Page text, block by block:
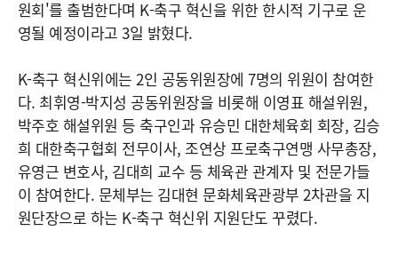
원회'를 출범한다며 K-축구 혁신을 위한 한시적 기구로 운
영될 예정이라고 3일 밝혔다.
K-축구 혁신위에는 2인 공동위원장에 7명의 위원이 참여한
다. 최휘영-박지성 공동위원장을 비롯해 이영표 해설위원,
박주호 해설위원 등 축구인과 유승민 대한체육회 회장, 김승
희 대한축구협회 전무이사, 조연상 프로축구연맹 사무총장,
유영근 변호사, 김대희 교수 등 체육관 관계자 및 전문가들
이 참여한다. 문체부는 김대현 문화체육관광부 2차관을 지
원단장으로 하는 K-축구 혁신위 지원단도 꾸렸다.